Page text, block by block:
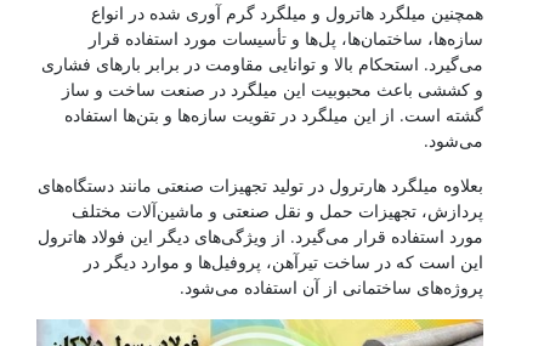
همچنین میلگرد هاترول و میلگرد گرم آوری شده در انواع
سازه‌ها، ساختمان‌ها، پل‌ها و تأسیسات مورد استفاده قرار
می‌گیرد. استحکام بالا و توانایی مقاومت در برابر بارهای فشاری
و کششی باعث محبوبیت این میلگرد در صنعت ساخت و ساز
گشته است. از این میلگرد در تقویت سازه‌ها و بتن‌ها استفاده
می‌شود.
بعلاوه میلگرد هارترول در تولید تجهیزات صنعتی مانند دستگاه‌های
پردازش، تجهیزات حمل و نقل صنعتی و ماشین‌آلات مختلف
مورد استفاده قرار می‌گیرد. از ویژگی‌های دیگر این فولاد هاترول
این است که در ساخت تیرآهن، پروفیل‌ها و موارد دیگر در
پروژه‌های ساختمانی از آن استفاده می‌شود.